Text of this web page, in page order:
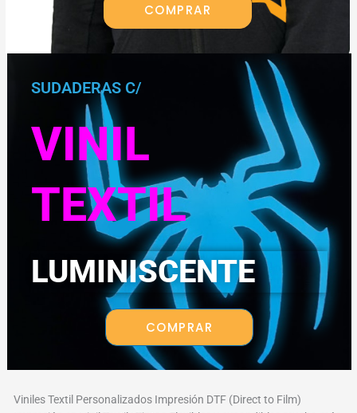
COMPRAR
SUDADERAS C/
VINIL
TEXTIL
LUMINISCENTE
COMPRAR
Viniles Textil Personalizados Impresión DTF (Direct to Film)